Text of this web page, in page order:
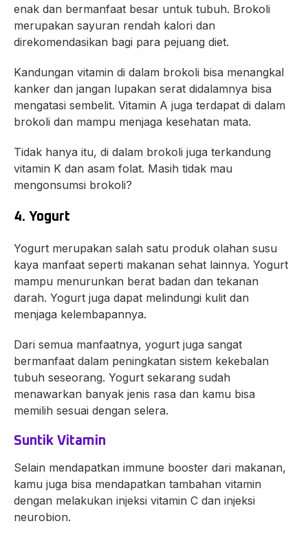
enak dan bermanfaat besar untuk tubuh. Brokoli
merupakan sayuran rendah kalori dan
direkomendasikan bagi para pejuang diet.
Kandungan vitamin di dalam brokoli bisa menangkal
kanker dan jangan lupakan serat didalamnya bisa
mengatasi sembelit. Vitamin A juga terdapat di dalam
brokoli dan mampu menjaga kesehatan mata.
Tidak hanya itu, di dalam brokoli juga terkandung
vitamin K dan asam folat. Masih tidak mau
mengonsumsi brokoli?
4. Yogurt
Yogurt merupakan salah satu produk olahan susu
kaya manfaat seperti makanan sehat lainnya. Yogurt
mampu menurunkan berat badan dan tekanan
darah. Yogurt juga dapat melindungi kulit dan
menjaga kelembapannya.
Dari semua manfaatnya, yogurt juga sangat
bermanfaat dalam peningkatan sistem kekebalan
tubuh seseorang. Yogurt sekarang sudah
menawarkan banyak jenis rasa dan kamu bisa
memilih sesuai dengan selera.
Suntik Vitamin
Selain mendapatkan immune booster dari makanan,
kamu juga bisa mendapatkan tambahan vitamin
dengan melakukan injeksi vitamin C dan injeksi
neurobion.